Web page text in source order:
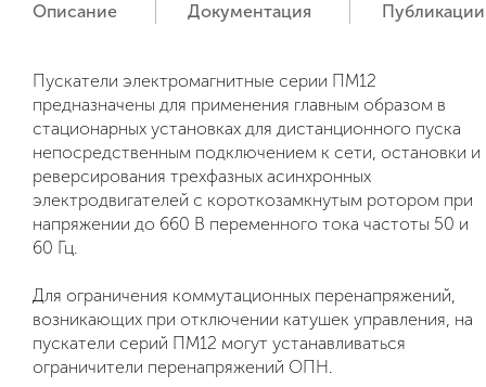
Описание Документация Публикации
Пускатели электромагнитные серии ПМ12
предназначены для применения главным образом в
стационарных установках для дистанционного пуска
непосредственным подключением к сети, остановки и
реверсирования трехфазных асинхронных
электродвигателей с короткозамкнутым ротором при
напряжении до 660 В переменного тока частоты 50 и
60 Гц.
Для ограничения коммутационных перенапряжений,
возникающих при отключении катушек управления, на
пускатели серий ПМ12 могут устанавливаться
ограничители перенапряжений ОПН.